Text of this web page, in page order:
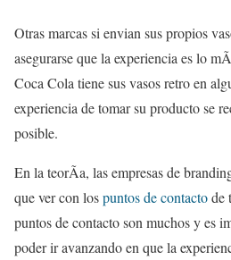
Otras marcas si envian sus propios
asegurarse que la experiencia es lo
Coca Cola tiene sus vasos retro en
experiencia de tomar su producto se
posible.
En la teorÃ­a, las empresas de
que ver con lospuntos de contactode
puntos de contacto son muchos y es
poder ir avanzando en que la